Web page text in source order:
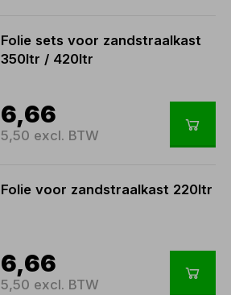
Folie sets voor zandstraalkast
350ltr / 420ltr
6,66
5,50 excl. BTW
Folie voor zandstraalkast 220ltr
6,66
5,50 excl. BTW